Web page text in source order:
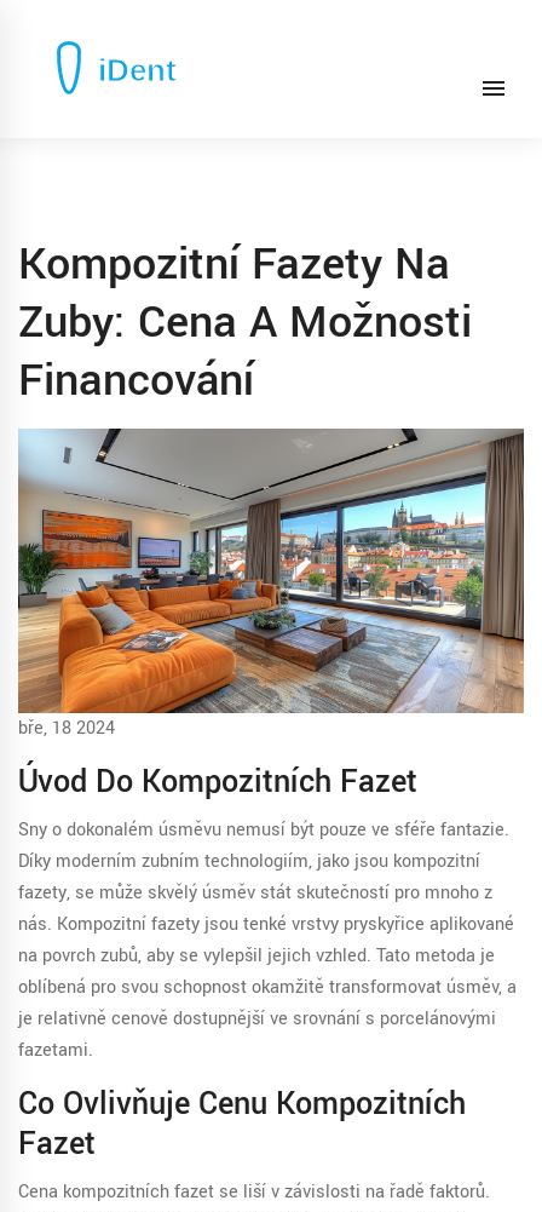
Kompozitní Fazety Na
Zuby: Cena A Možnosti
Financování
bře, 18 2024
Úvod Do Kompozitních Fazet
Sny o dokonalém úsměvu nemusí být pouze ve sféře fantazie.
Díky moderním zubním technologiím, jako jsou kompozitní
fazety, se může skvělý úsměv stát skutečností pro mnoho z
nás. Kompozitní fazety jsou tenké vrstvy pryskyřice aplikované
na povrch zubů, aby se vylepšil jejich vzhled. Tato metoda je
oblíbená pro svou schopnost okamžitě transformovat úsměv, a
je relativně cenově dostupnější ve srovnání s porcelánovými
fazetami.
Co Ovlivňuje Cenu Kompozitních
Fazet
Cena kompozitních fazet se liší v závislosti na řadě faktorů.